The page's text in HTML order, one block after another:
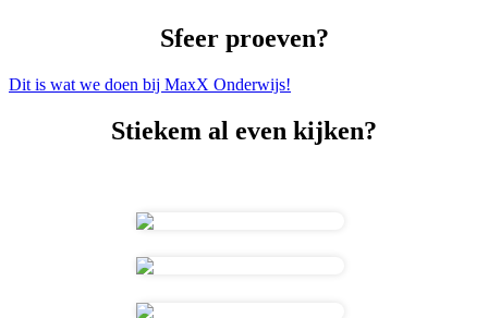
Sfeer proeven?
Dit is wat we doen bij MaxX Onderwijs!
Stiekem al even kijken?